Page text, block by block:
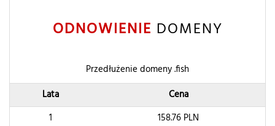
ODNOWIENIE DOMENY
Przedłużenie domeny .fish
Lata
Cena
1
158.76 PLN